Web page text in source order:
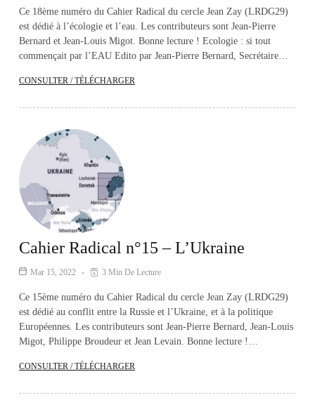
Ce 18ème numéro du Cahier Radical du cercle Jean Zay (LRDG29)
est dédié à l’écologie et l’eau. Les contributeurs sont Jean-Pierre
Bernard et Jean-Louis Migot. Bonne lecture ! Ecologie : si tout
commençait par l’EAU Edito par Jean-Pierre Bernard, Secrétaire…
CONSULTER / TÉLÉCHARGER
Cahier Radical n°15 – L’Ukraine
Mar 15, 2022 3 Min De Lecture
Ce 15ème numéro du Cahier Radical du cercle Jean Zay (LRDG29)
est dédié au conflit entre la Russie et l’Ukraine, et à la politique
Européennes. Les contributeurs sont Jean-Pierre Bernard, Jean-Louis
Migot, Philippe Broudeur et Jean Levain. Bonne lecture !…
CONSULTER / TÉLÉCHARGER